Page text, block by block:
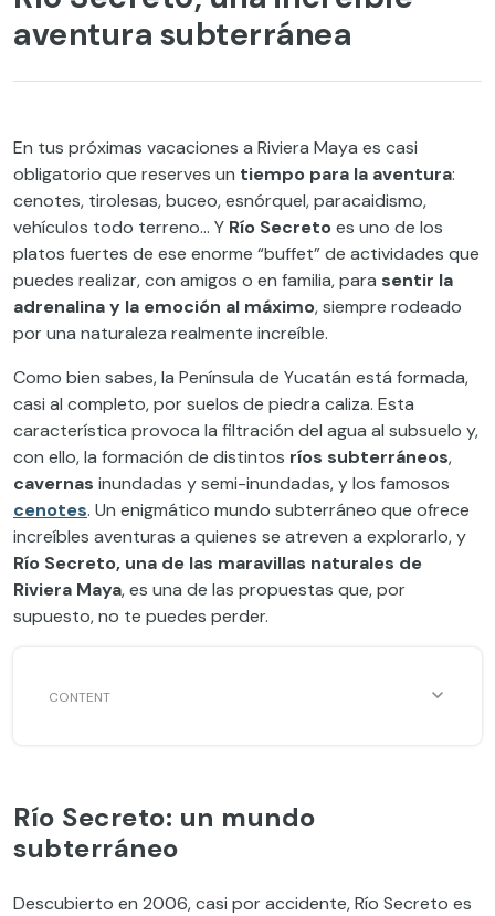
aventura subterránea
En tus próximas vacaciones a Riviera Maya es casi
obligatorio que reserves un tiempo para la aventura:
cenotes, tirolesas, buceo, esnórquel, paracaidismo,
vehículos todo terreno… Y Río Secretoes uno de los
platos fuertes de ese enorme “buffet” de actividades que
puedes realizar, con amigos o en familia, para sentir la
adrenalina y la emoción al máximo, siempre rodeado
por una naturaleza realmente increíble.
Como bien sabes, la Península de Yucatán está formada,
casi al completo, por suelos de piedra caliza. Esta
característica provoca la filtración del agua al subsuelo y,
con ello, la formación de distintos ríos subterráneos,
cavernas inundadas y semi-inundadas, y los famosos
cenotes. Un enigmático mundo subterráneo que ofrece
increíbles aventuras a quienes se atreven a explorarlo, y
Río Secreto, una de las maravillas naturales de
Riviera Maya, es una de las propuestas que, por
supuesto, no te puedes perder.
Río Secreto: un mundo
subterráneo
Descubierto en 2006, casi por accidente, Río Secreto es